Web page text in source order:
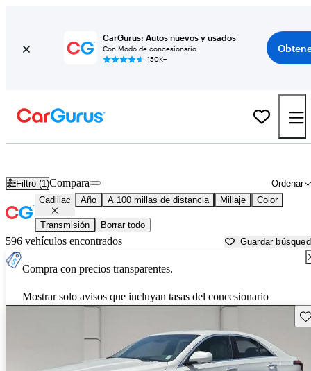
CarGurus: Autos nuevos y usados
Con Modo de concesionario
150K+
Filtro (1) Ordenar
Compara
Cadillac Año A 100 millas de distancia Millaje Color
Transmisión Borrar todo
596 vehículos encontrados Guardar
Compra con precios transparentes.
Mostrar solo avisos que incluyan tasas del concesionario